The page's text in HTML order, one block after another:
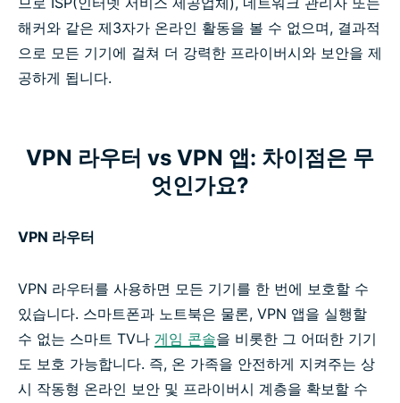
해커와 같은 제3자가 온라인 활동을 볼 수 없으며, 결과적
으로 모든 기기에 걸쳐 더 강력한 프라이버시와 보안을 제
공하게 됩니다.
VPN 라우터 vs VPN 앱: 차이점은 무
엇인가요?
VPN 라우터
VPN 라우터를 사용하면 모든 기기를 한 번에 보호할 수
있습니다. 스마트폰과 노트북은 물론, VPN 앱을 실행할
수 없는 스마트 TV나 게임 콘솔을 비롯한 그 어떠한 기기
도 보호 가능합니다. 즉, 온 가족을 안전하게 지켜주는 상
시 작동형 온라인 보안 및 프라이버시 계층을 확보할 수